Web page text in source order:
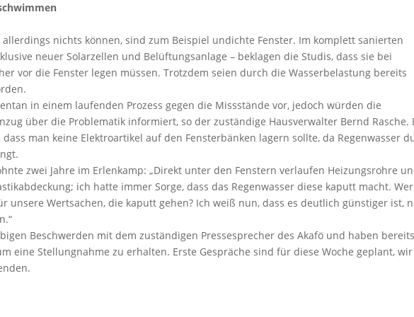
nichts können, sind zum Beispiel undichte Fenster. Im komplett sanierten
neuer Solarzellen und Belüftungsanlage – beklagen die Studis, dass sie bei
vor die Fenster legen müssen. Trotzdem seien durch die Wasserbelastung bereits
in einem laufenden Prozess gegen die Missstände vor, jedoch würden die
über die Problematik informiert, so der zuständige Hausverwalter Bernd Rasche.
man keine Elektroartikel auf den Fensterbänken lagern sollte, da Regenwasser
zwei Jahre im Erlenkamp: „Direkt unter den Fenstern verlaufen Heizungsrohre
ich hatte immer Sorge, dass das Regenwasser diese kaputt macht. Wer
unsere Wertsachen, die kaputt gehen? Ich weiß nun, dass es deutlich günstiger ist,
Beschwerden mit dem zuständigen Pressesprecher des Akafö und haben bereits
eine Stellungnahme zu erhalten. Erste Gespräche sind für diese Woche geplant, wir